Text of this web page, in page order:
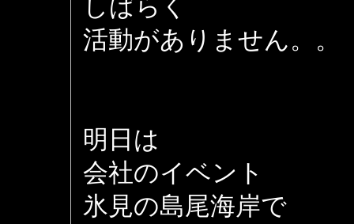
しばらく
活動がありません。。
明日は
会社のイベント
氷見の島尾海岸で